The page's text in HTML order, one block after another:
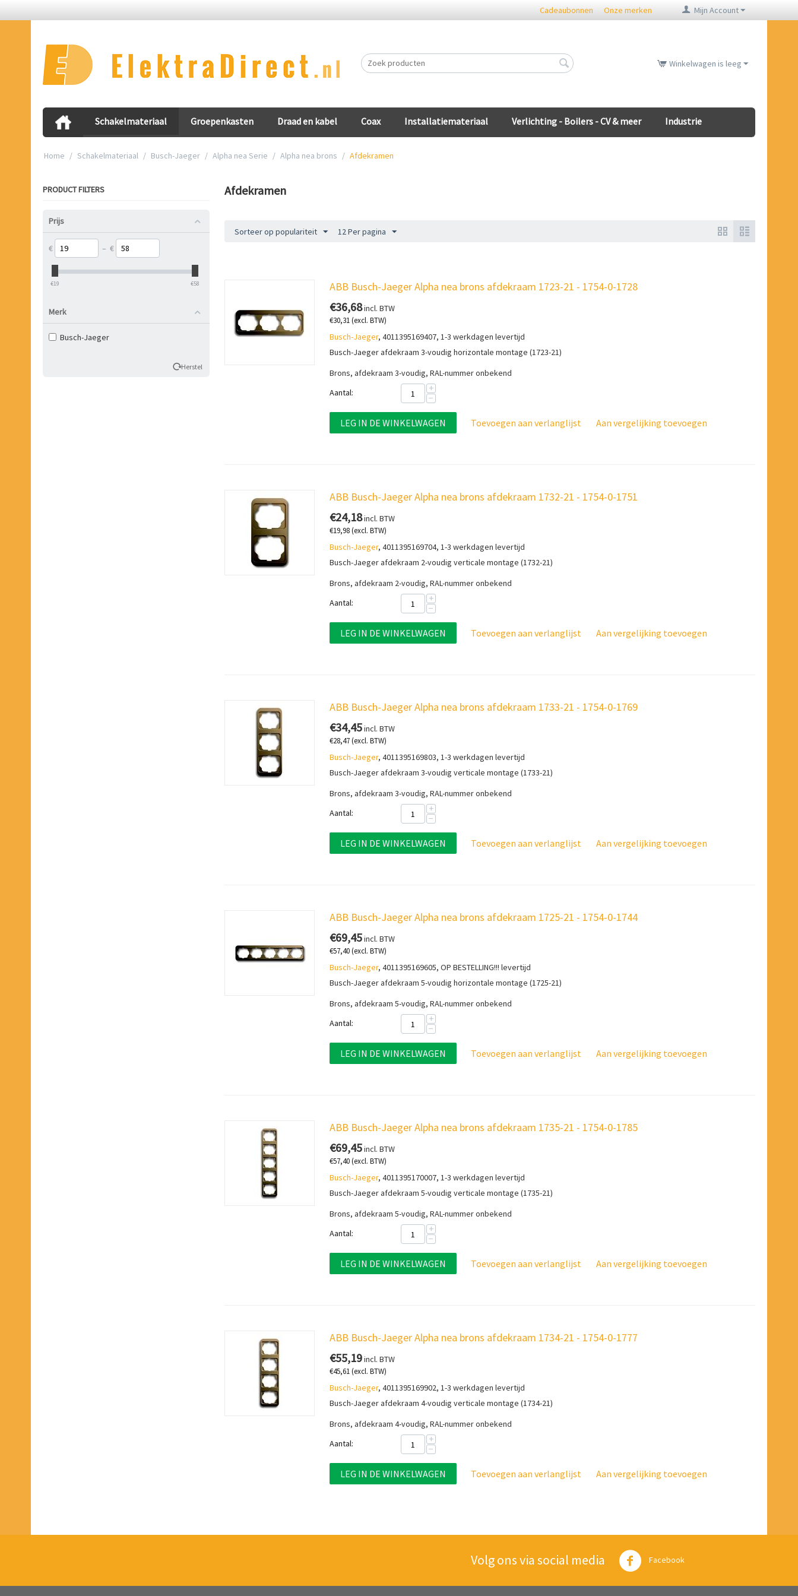
Mijn Account
Cadeaubonnen Onze merken
Winkelwagen is leeg
Schakelmateriaal Groepenkasten Draad en kabel Coax Installatiemateriaal Verlichting - Boilers - CV & meer Industrie
Home / Schakelmateriaal / Busch-Jaeger / Alpha nea Serie / Alpha nea brons / Afdekramen
PRODUCT FILTERS
Prijs
€ – €
‎€19 ‎€58
Merk
Busch-Jaeger
Herstel
Afdekramen
Sorteer op populariteit 12 Per pagina
ABB Busch-Jaeger Alpha nea brons afdekraam 1723-21 - 1754-0-1728
€36,68incl. BTW
€30,31(excl. BTW)
Busch-Jaeger, 4011395169407, 1-3 werkdagen levertijd
Busch-Jaeger afdekraam 3-voudig horizontale montage (1723-21)
Brons, afdekraam 3-voudig, RAL-nummer onbekend
Aantal:
+
−
LEG IN DE WINKELWAGEN Toevoegen aan verlanglijst Aan vergelijking toevoegen
ABB Busch-Jaeger Alpha nea brons afdekraam 1732-21 - 1754-0-1751
€24,18incl. BTW
€19,98(excl. BTW)
Busch-Jaeger, 4011395169704, 1-3 werkdagen levertijd
Busch-Jaeger afdekraam 2-voudig verticale montage (1732-21)
Brons, afdekraam 2-voudig, RAL-nummer onbekend
Aantal:
+
−
LEG IN DE WINKELWAGEN Toevoegen aan verlanglijst Aan vergelijking toevoegen
ABB Busch-Jaeger Alpha nea brons afdekraam 1733-21 - 1754-0-1769
€34,45incl. BTW
€28,47(excl. BTW)
Busch-Jaeger, 4011395169803, 1-3 werkdagen levertijd
Busch-Jaeger afdekraam 3-voudig verticale montage (1733-21)
Brons, afdekraam 3-voudig, RAL-nummer onbekend
Aantal:
+
−
LEG IN DE WINKELWAGEN Toevoegen aan verlanglijst Aan vergelijking toevoegen
ABB Busch-Jaeger Alpha nea brons afdekraam 1725-21 - 1754-0-1744
€69,45incl. BTW
€57,40(excl. BTW)
Busch-Jaeger, 4011395169605, OP BESTELLING!!! levertijd
Busch-Jaeger afdekraam 5-voudig horizontale montage (1725-21)
Brons, afdekraam 5-voudig, RAL-nummer onbekend
Aantal:
+
−
LEG IN DE WINKELWAGEN Toevoegen aan verlanglijst Aan vergelijking toevoegen
ABB Busch-Jaeger Alpha nea brons afdekraam 1735-21 - 1754-0-1785
€69,45incl. BTW
€57,40(excl. BTW)
Busch-Jaeger, 4011395170007, 1-3 werkdagen levertijd
Busch-Jaeger afdekraam 5-voudig verticale montage (1735-21)
Brons, afdekraam 5-voudig, RAL-nummer onbekend
Aantal:
+
−
LEG IN DE WINKELWAGEN Toevoegen aan verlanglijst Aan vergelijking toevoegen
ABB Busch-Jaeger Alpha nea brons afdekraam 1734-21 - 1754-0-1777
€55,19incl. BTW
€45,61(excl. BTW)
Busch-Jaeger, 4011395169902, 1-3 werkdagen levertijd
Busch-Jaeger afdekraam 4-voudig verticale montage (1734-21)
Brons, afdekraam 4-voudig, RAL-nummer onbekend
Aantal:
+
−
LEG IN DE WINKELWAGEN Toevoegen aan verlanglijst Aan vergelijking toevoegen
Volg ons via social media Facebook